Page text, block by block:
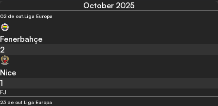
October 2025
02 de out. Liga Europa
Fenerbahçe
2
Nice
1
FJ
23 de out. Liga Europa